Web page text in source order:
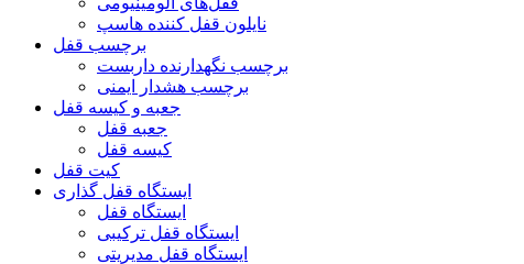
نایلون قفل کننده هاسپ
برچسب قفل
برچسب نگهدارنده داربست
برچسب هشدار ایمنی
جعبه و کیسه قفل
جعبه قفل
کیسه قفل
کیت قفل
ایستگاه قفل گذاری
ایستگاه قفل
ایستگاه قفل ترکیبی
ایستگاه قفل مدیریتی